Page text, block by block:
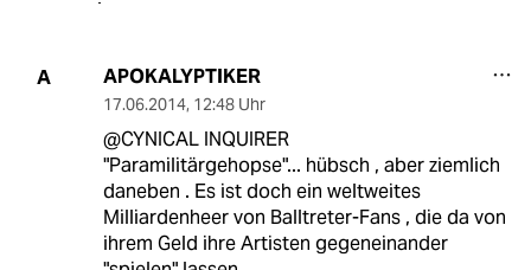
A APOKALYPTIKER
17.06.2014, 12:48 Uhr
@CYNICAL INQUIRER
"Paramilitärgehopse"... hübsch , aber ziemlich
daneben . Es ist doch ein weltweites
Milliardenheer von Balltreter-Fans , die da von
ihrem Geld ihre Artisten gegeneinander